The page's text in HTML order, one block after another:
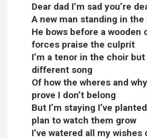
Dear dad I’m sad you’re
A new man standing in
He bows before a wooden
forces praise the culprit
I’m a tenor in the choir
different song
Of how the wheres and
prove I don’t belong
But I’m staying I’ve
plan to watch them grow
I’ve watered all my wishes